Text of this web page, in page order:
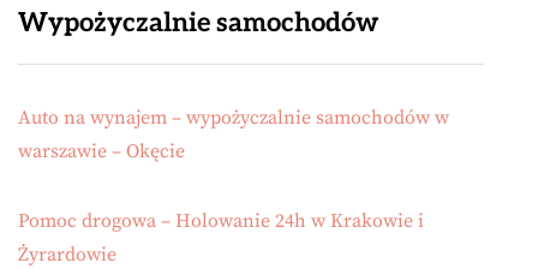
Wypożyczalnie samochodów
Auto na wynajem – wypożyczalnie samochodów w
warszawie – Okęcie
Pomoc drogowa – Holowanie 24h w Krakowie i
Żyrardowie